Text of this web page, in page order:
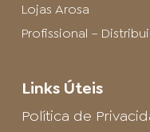
Lojas Arosa
Profissional –
Links Úteis
Política de